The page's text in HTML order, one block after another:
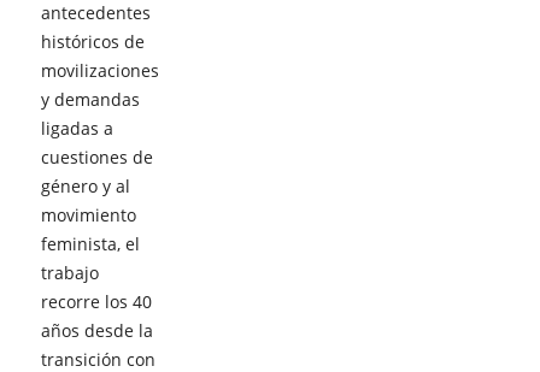
antecedentes
históricos de
movilizaciones
y demandas
ligadas a
cuestiones de
género y al
movimiento
feminista, el
trabajo
recorre los 40
años desde la
transición con